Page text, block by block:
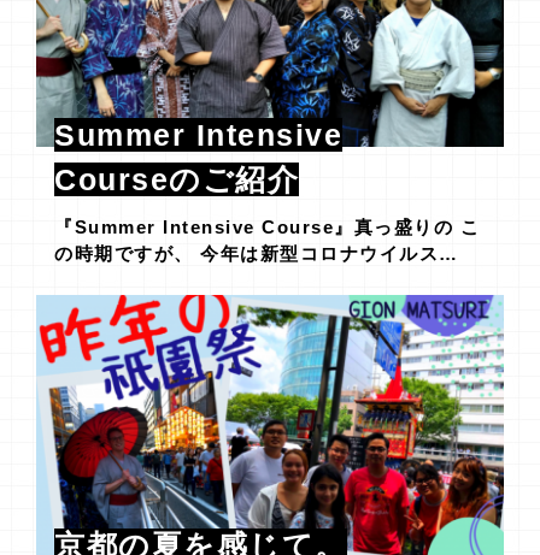
Summer Intensive
Courseのご紹介
『Summer Intensive Course』真っ盛りの こ
の時期ですが、 今年は新型コロナウイルス…
京都の夏を感じて。